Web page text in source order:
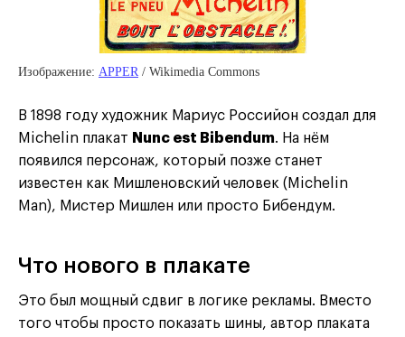
Изображение: APPER / Wikimedia Commons
В 1898 году художник Мариус Российон создал для
Michelin плакат Nunc est Bibendum. На нём
появился персонаж, который позже станет
известен как Мишленовский человек (Michelin
Man), Мистер Мишлен или просто Бибендум.
Что нового в плакате
Это был мощный сдвиг в логике рекламы. Вместо
того чтобы просто показать шины, автор плаката